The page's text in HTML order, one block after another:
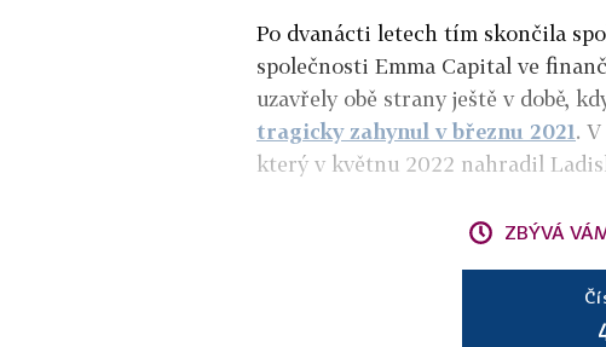
Po dvanácti letech tím skončila
společnosti Emma Capital ve
uzavřely obě strany ještě v době,
tragicky zahynul v březnu 2021.
který v květnu 2022 nahradil
ZBÝVÁ